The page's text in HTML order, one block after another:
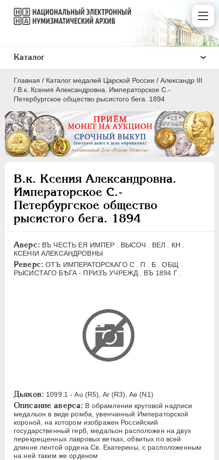
Главная / Каталог медалей Царской России / Александр III
/ B.к. Ксения Александровна. Императорское С.-
Петербургское общество рысистого бега. 1894
B.к. Ксения Александровна.
Императорское С.-
Петербургское общество
рысистого бега. 1894
Аверс: ВЪ ЧЕСТЬ ЕЯ ИМПЕР . ВЫСОЧ . ВЕЛ . КН .
КСЕНIИ АЛЕКСАНДРОВНЫ
Реверс: ОТЪ ИМПЕРАТОРСКАГО С . П . Б . ОБЩ .
РЫСИСТАГО БѢГА - ПРИЗЪ УЧРЕЖД . ВЪ 1894 Г .
Дьяков: 1099.1 - Au (R5), Ar (R3), Ae (N1)
Описание аверса: В обрамлении круговой надписи
медальон в виде ромба, увенчанный Императорской
короной, на котором изображен Российский
государственный герб, медальон расположен на двух
перекрещенных лавровых ветках, обвитых по всей
длинне лентой ордена Св. Екатерины, с расположенным
на ней таким же орденом
Каталог
ВСЕ
ПEТР I 1699-1725
ПЕТР II 1727-1729
АННА ИОАННОВНА 1730-1740
ИОАНН АНТОНОВИЧ 1740-1741
ЕЛИЗАВЕТА 1741-1762
ЕКАТЕРИНА II 1762-1796
ПАВЕЛ I 1796-1801
1855-1881
1881-1894
H I
Русская надпись
А Б В Г Д Е З И
К
Л
М Н О П Р С Т
У
Ф
Х Э